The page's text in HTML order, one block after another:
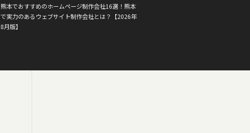
熊本でおすすめのホームページ制作会社16選！熊本
で実力のあるウェブサイト制作会社とは？【2026年
8月版】